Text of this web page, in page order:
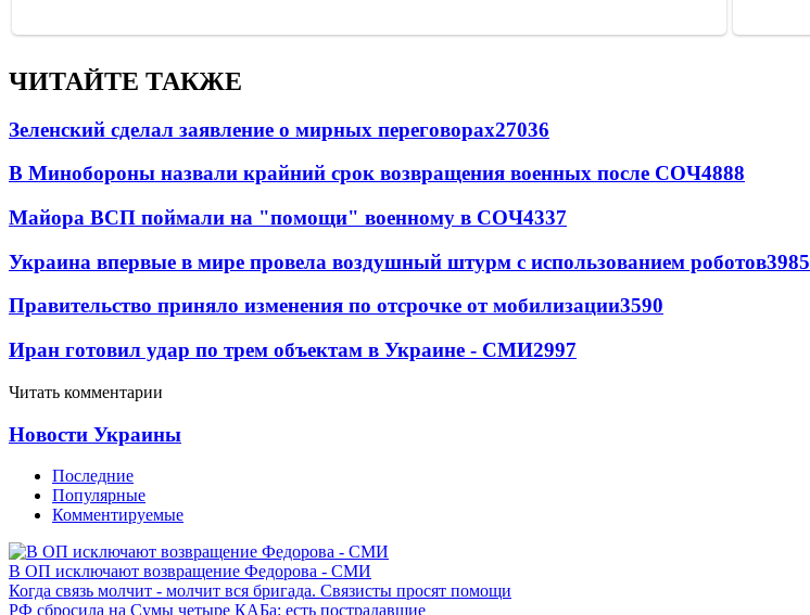
ЧИТАЙТЕ ТАКЖЕ
Зеленский сделал заявление о мирных переговорах27036
В Минобороны назвали крайний срок возвращения военных после СОЧ4888
Майора ВСП поймали на "помощи" военному в СОЧ4337
Украина впервые в мире провела воздушный штурм с использованием роботов3985
Правительство приняло изменения по отсрочке от мобилизации3590
Иран готовил удар по трем объектам в Украине - СМИ2997
Читать комментарии
Новости Украины
Последние
Популярные
Комментируемые
В ОП исключают возвращение Федорова - СМИ
Когда связь молчит - молчит вся бригада. Связисты просят помощи
РФ сбросила на Сумы четыре КАБа: есть пострадавшие